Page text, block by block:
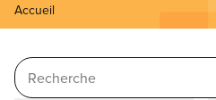
Accueil
Search